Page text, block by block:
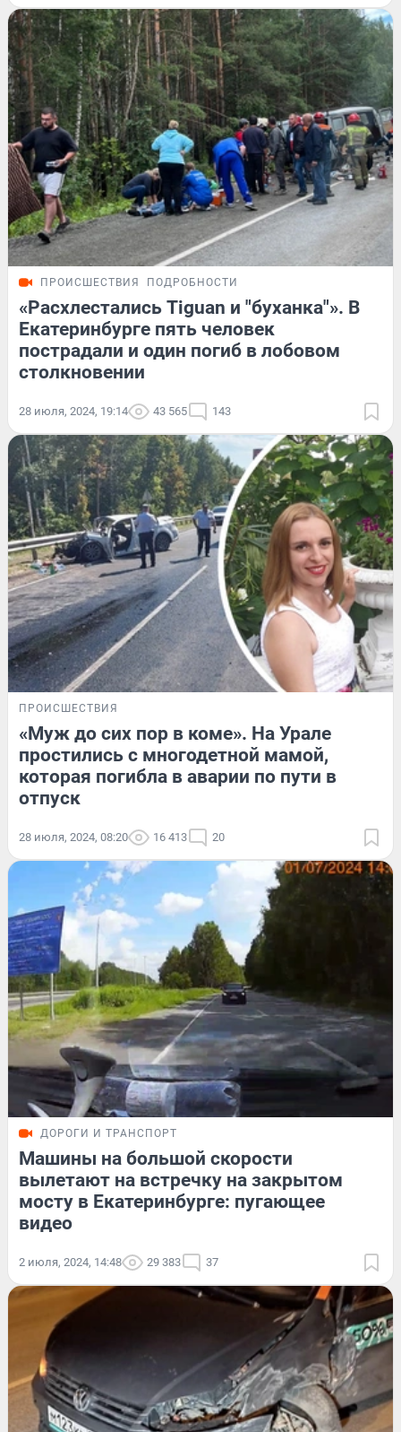
ПРОИСШЕСТВИЯ ПОДРОБНОСТИ
«Расхлестались Tiguan и "буханка"». В
Екатеринбурге пять человек
пострадали и один погиб в лобовом
столкновении
28 июля, 2024, 19:14 43 565 143
ПРОИСШЕСТВИЯ
«Муж до сих пор в коме». На Урале
простились с многодетной мамой,
которая погибла в аварии по пути в
отпуск
28 июля, 2024, 08:20 16 413 20
ДОРОГИ И ТРАНСПОРТ
Машины на большой скорости
вылетают на встречку на закрытом
мосту в Екатеринбурге: пугающее
видео
2 июля, 2024, 14:48 29 383 37